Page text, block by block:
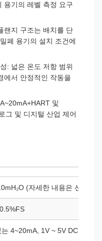
용기의 레벨 측정 요구
랜지 구조는 배치를 단
폐 용기의 설치 조건에
: 넓은 온도 저항 범위
에서 안정적인 작동을
및
그 및 디지털 산업 제어
(자세한 내용은 선택 표
는 4~20mA, 1V ~ 5V DC,